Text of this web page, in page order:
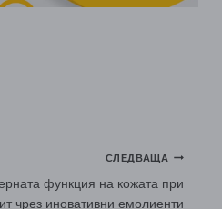
СЛЕДВАЩА
функция на кожата при
чрез иновативни емолиенти